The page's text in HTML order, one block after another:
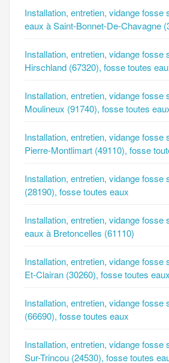
Installation, entretien, vidange fosse
eaux à Saint-Bonnet-De-Chavagne
Installation, entretien, vidange fosse
Hirschland (67320), fosse toutes
Installation, entretien, vidange fosse
Moulineux (91740), fosse toutes
Installation, entretien, vidange fosse
Pierre-Montlimart (49110), fosse
Installation, entretien, vidange fosse
(28190), fosse toutes eaux
Installation, entretien, vidange fosse
eaux à Bretoncelles (61110)
Installation, entretien, vidange fosse
Et-Clairan (30260), fosse toutes eaux
Installation, entretien, vidange fosse
(66690), fosse toutes eaux
Installation, entretien, vidange fosse
Sur-Trincou (24530), fosse toutes